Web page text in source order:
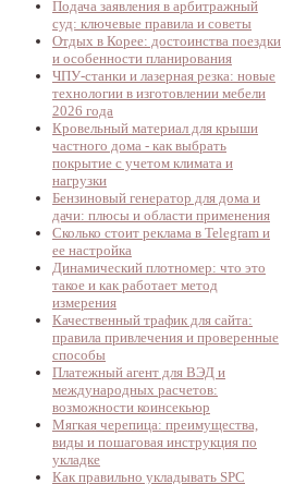
Подача заявления в арбитражный
суд: ключевые правила и советы
Отдых в Корее: достоинства поездки
и особенности планирования
ЧПУ-станки и лазерная резка: новые
технологии в изготовлении мебели
2026 года
Кровельный материал для крыши
частного дома - как выбрать
покрытие с учетом климата и
нагрузки
Бензиновый генератор для дома и
дачи: плюсы и области применения
Сколько стоит реклама в Telegram и
ее настройка
Динамический плотномер: что это
такое и как работает метод
измерения
Качественный трафик для сайта:
правила привлечения и проверенные
способы
Платежный агент для ВЭД и
международных расчетов:
возможности коинсекьюр
Мягкая черепица: преимущества,
виды и пошаговая инструкция по
укладке
Как правильно укладывать SPC